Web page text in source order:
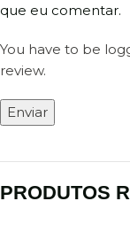
que eu comentar.
You have to be
review.
PRODUTOS